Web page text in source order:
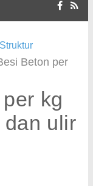
Beton per
kg
ulir